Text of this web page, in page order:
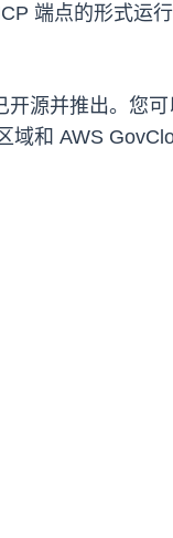
端点的形式运
开源并推出。您可
域和 AWS